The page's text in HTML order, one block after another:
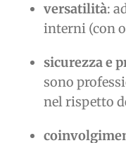
versatilità:
interni (con
sicurezza e
sono
nel rispetto